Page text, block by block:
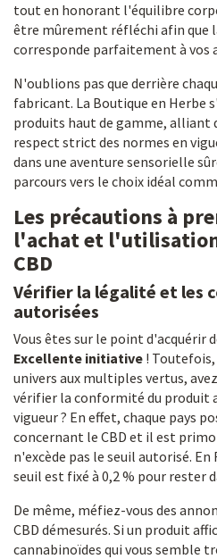
tout en honorant l'équilibre
être mûrement réfléchi afin que
corresponde parfaitement à vos
N'oublions pas que derrière
fabricant. La Boutique en Herbe
produits haut de gamme, alliant
respect strict des normes en
dans une aventure sensorielle
parcours vers le choix idéal
Les précautions à
l'achat et
CBD
Vérifier la légalité et les
autorisées
Vous êtes sur le point d'acquérir
Excellente initiative !
univers aux multiples vertus,
vérifier la conformité du produit
vigueur ? En effet, chaque pays
concernant le CBD et il est
n'excède pas le seuil autorisé. En
seuil est fixé à 0,2 % pour rester
De même, méfiez-vous des
CBD démesurés. Si un produit
cannabinoïdes qui vous semble